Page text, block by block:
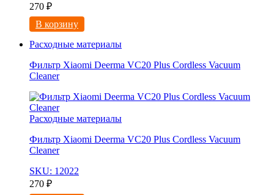
270 ₽
В корзину
Расходные материалы
Фильтр Xiaomi Deerma VC20 Plus Cordless Vacuum
Cleaner
Расходные материалы
Фильтр Xiaomi Deerma VC20 Plus Cordless Vacuum
Cleaner
SKU: 12022
270 ₽